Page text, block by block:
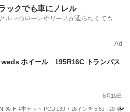
内装、インテリア
ックでも車にノレル
ルマのローンやリースが通らなくてもク
Ad
トランパス
8月10日
4本セット PCD 139.7 16インチ 5.5J +20 溝